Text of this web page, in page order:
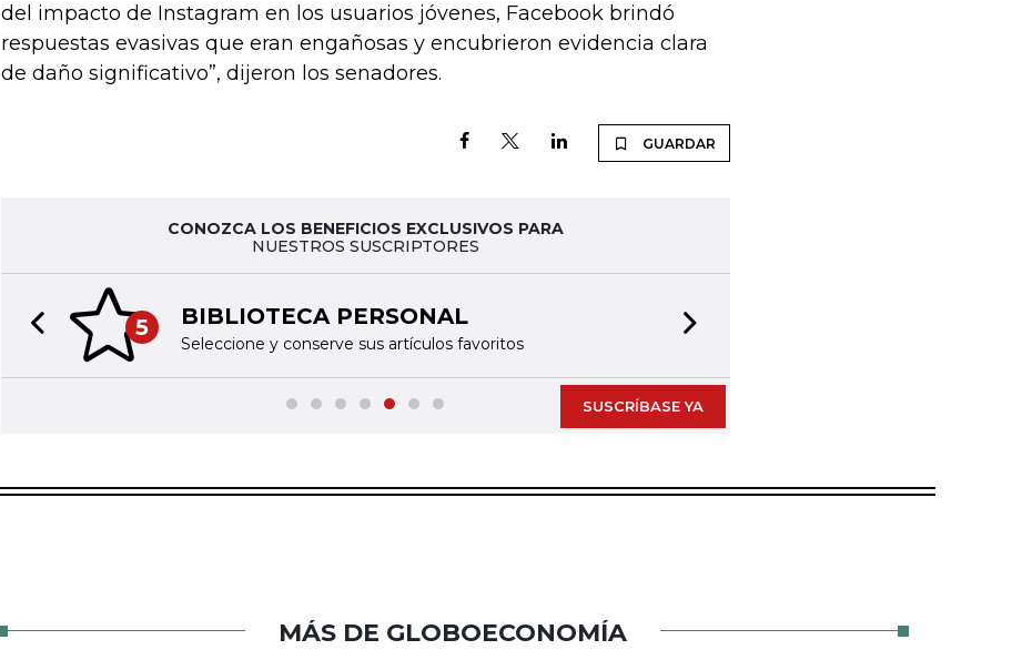
del impacto de Instagram en los usuarios jóvenes, Facebook brindó
respuestas evasivas que eran engañosas y encubrieron evidencia clara
de daño significativo”, dijeron los senadores.
GUARDAR
CONOZCA LOS BENEFICIOS EXCLUSIVOS PARA
NUESTROS SUSCRIPTORES
5 BIBLIOTECA PERSONAL
Seleccione y conserve sus artículos favoritos
Previous slide
SUSCRÍBASE YA
MÁS DE GLOBOECONOMÍA